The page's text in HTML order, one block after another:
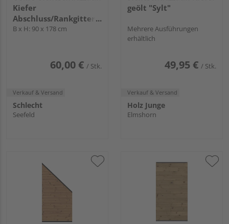
Kiefer
Abschluss/Rankgitter
"Lillehammer"
B x H: 90 x 178 cm
60,00 € / Stk.
Verkauf & Versand
Schlecht
Seefeld
geölt "Sylt"
Mehrere Ausführungen
erhältlich
49,95 € / Stk.
Verkauf & Versand
Holz Junge
Elmshorn